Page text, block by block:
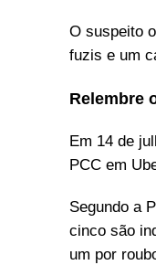
O suspeito
fuzis e um
Relembre
Em 14 de
PCC em
Segundo a
cinco são
um por